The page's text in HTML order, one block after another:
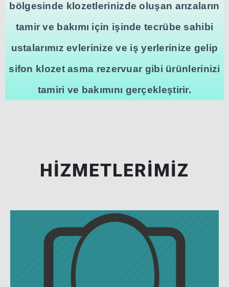
bölgesinde klozetlerinizde oluşan arızaların
tamir ve bakımı için işinde tecrübe sahibi
ustalarımız evlerinize ve iş yerlerinize gelip
sifon klozet asma rezervuar gibi ürünlerinizi
tamiri ve bakımını gerçekleştirir.
HIZMETLERIMIZ